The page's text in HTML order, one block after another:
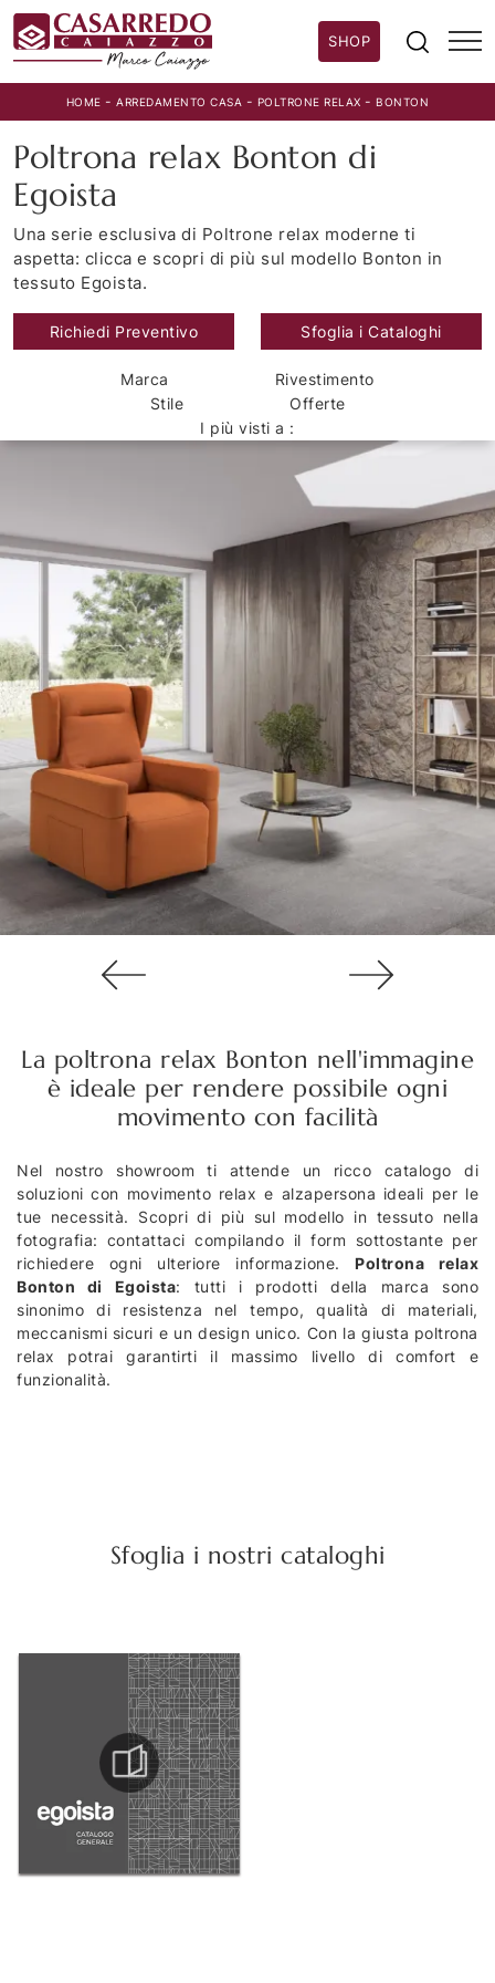
SHOP
HOME -ARREDAMENTO CASA - POLTRONE RELAX -BONTON
Poltrona relax Bonton di
Egoista
Una serie esclusiva di Poltrone relax moderne ti
aspetta: clicca e scopri di più sul modello Bonton in
tessuto Egoista.
Richiedi Preventivo Sfoglia i Cataloghi
Marca
Rivestimento
Stile
Offerte
I più visti a :
La poltrona relax Bonton nell'immagine
è ideale per rendere possibile ogni
movimento con facilità
Nel nostro showroom ti attende un ricco catalogo di
soluzioni con movimento relax e alzapersona ideali per le
tue necessità. Scopri di più sul modello in tessuto nella
fotografia: contattaci compilando il form sottostante per
richiedere ogni ulteriore informazione. Poltrona relax
Bonton di Egoista: tutti i prodotti della marca sono
sinonimo di resistenza nel tempo, qualità di materiali,
meccanismi sicuri e un design unico. Con la giusta poltrona
relax potrai garantirti il massimo livello di comfort e
funzionalità.
Sfoglia i nostri cataloghi